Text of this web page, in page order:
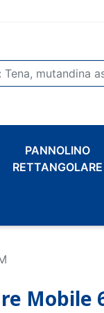
PANNOLINO
RETTANGOLARE
Mobile